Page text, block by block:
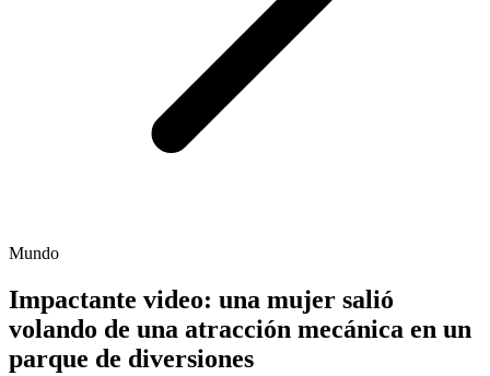
Mundo
Impactante video: una mujer salió
volando de una atracción mecánica en un
parque de diversiones